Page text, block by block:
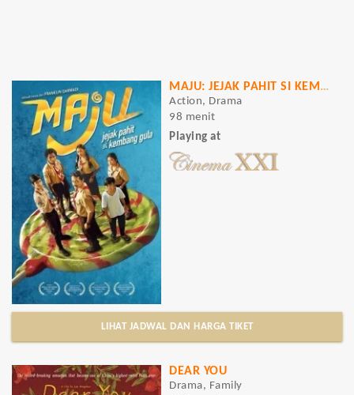
MAJU: JEJAK PAHIT SI KEMBANG GULA
Action, Drama
98 menit
Playing at
LIHAT JADWAL DAN HARGA TIKET
DEAR YOU
Drama, Family